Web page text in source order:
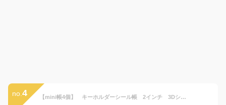
no. 4 【mini帳4個】 キーホルダーシール帳 2インチ 3Dシール帳 5.5x6.5cm ミニシール帳 プラバン 透明 サイズ ミニ バインダー クリア カードポケット 手帳 推し活 女の子 コラージュノート クリアタイプ